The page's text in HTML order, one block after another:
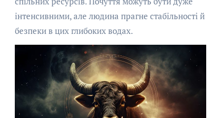
інтенсивними, але людина прагне стабільності й
безпеки в цих глибоких водах.